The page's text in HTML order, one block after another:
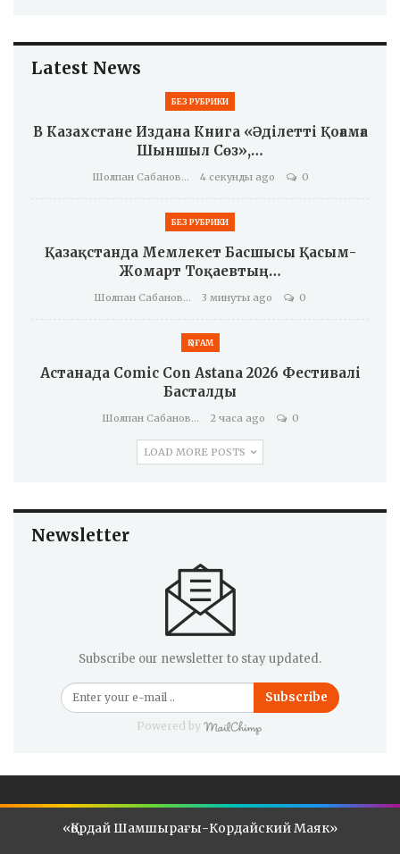
Latest News
БЕЗ РУБРИКИ
В Казахстане Издана Книга «Әділетті Қоғамға
Шыншыл Сөз»,…
Шолпан Сабанова 4 секунды ago 0
БЕЗ РУБРИКИ
Қазақстанда Мемлекет Басшысы Қасым-
Жомарт Тоқаевтың…
Шолпан Сабанова 3 минуты ago 0
ҚОҒАМ
Астанада Comic Con Astana 2026 Фестивалі
Басталды
Шолпан Сабанова 2 часа ago 0
LOAD MORE POSTS
Newsletter
Subscribe our newsletter to stay updated.
Subscribe
Powered by
«Қордай Шамшырағы-Кордайский Маяк»